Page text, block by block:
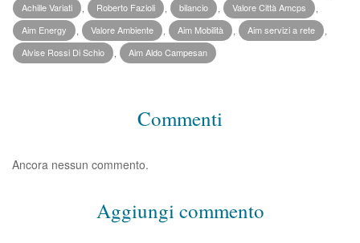
Achille Variati
Roberto Fazioli bilancio Valore Città Amcps
Aim Energy
Valore Ambiente Aim Mobilità Aim servizi a rete
Alvise Rossi Di Schio
Aim Aldo Campesan
Commenti
Ancora nessun commento.
Aggiungi commento